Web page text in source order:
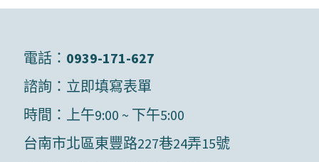
電話： 0939-171-627
諮詢： 立即填寫表單
時間：上午9:00 ~ 下午5:00
台南市北區東豐路227巷24弄15號